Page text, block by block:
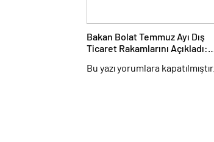
Bakan Bolat Temmuz Ayı Dış
Ticaret Rakamlarını Açıkladı:
Temmuz Rekoru
Bu yazı yorumlara kapatılmıştır.